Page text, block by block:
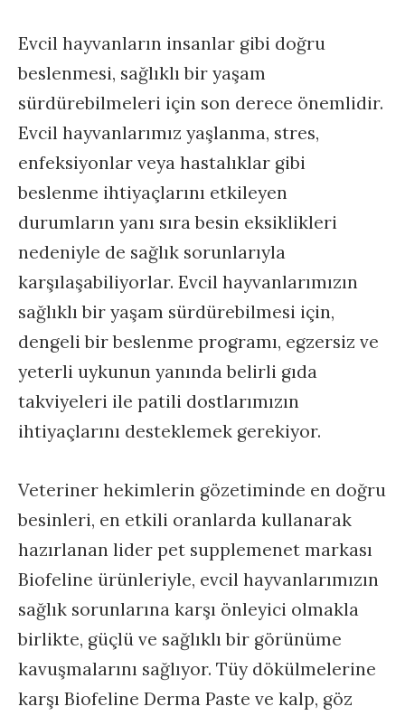
Evcil hayvanların insanlar gibi doğru
beslenmesi, sağlıklı bir yaşam
sürdürebilmeleri için son derece önemlidir.
Evcil hayvanlarımız yaşlanma, stres,
enfeksiyonlar veya hastalıklar gibi
beslenme ihtiyaçlarını etkileyen
durumların yanı sıra besin eksiklikleri
nedeniyle de sağlık sorunlarıyla
karşılaşabiliyorlar. Evcil hayvanlarımızın
sağlıklı bir yaşam sürdürebilmesi için,
dengeli bir beslenme programı, egzersiz ve
yeterli uykunun yanında belirli gıda
takviyeleri ile patili dostlarımızın
ihtiyaçlarını desteklemek gerekiyor.
Veteriner hekimlerin gözetiminde en doğru
besinleri, en etkili oranlarda kullanarak
hazırlanan lider pet supplemenet markası
Biofeline ürünleriyle, evcil hayvanlarımızın
sağlık sorunlarına karşı önleyici olmakla
birlikte, güçlü ve sağlıklı bir görünüme
kavuşmalarını sağlıyor. Tüy dökülmelerine
karşı Biofeline Derma Paste ve kalp, göz